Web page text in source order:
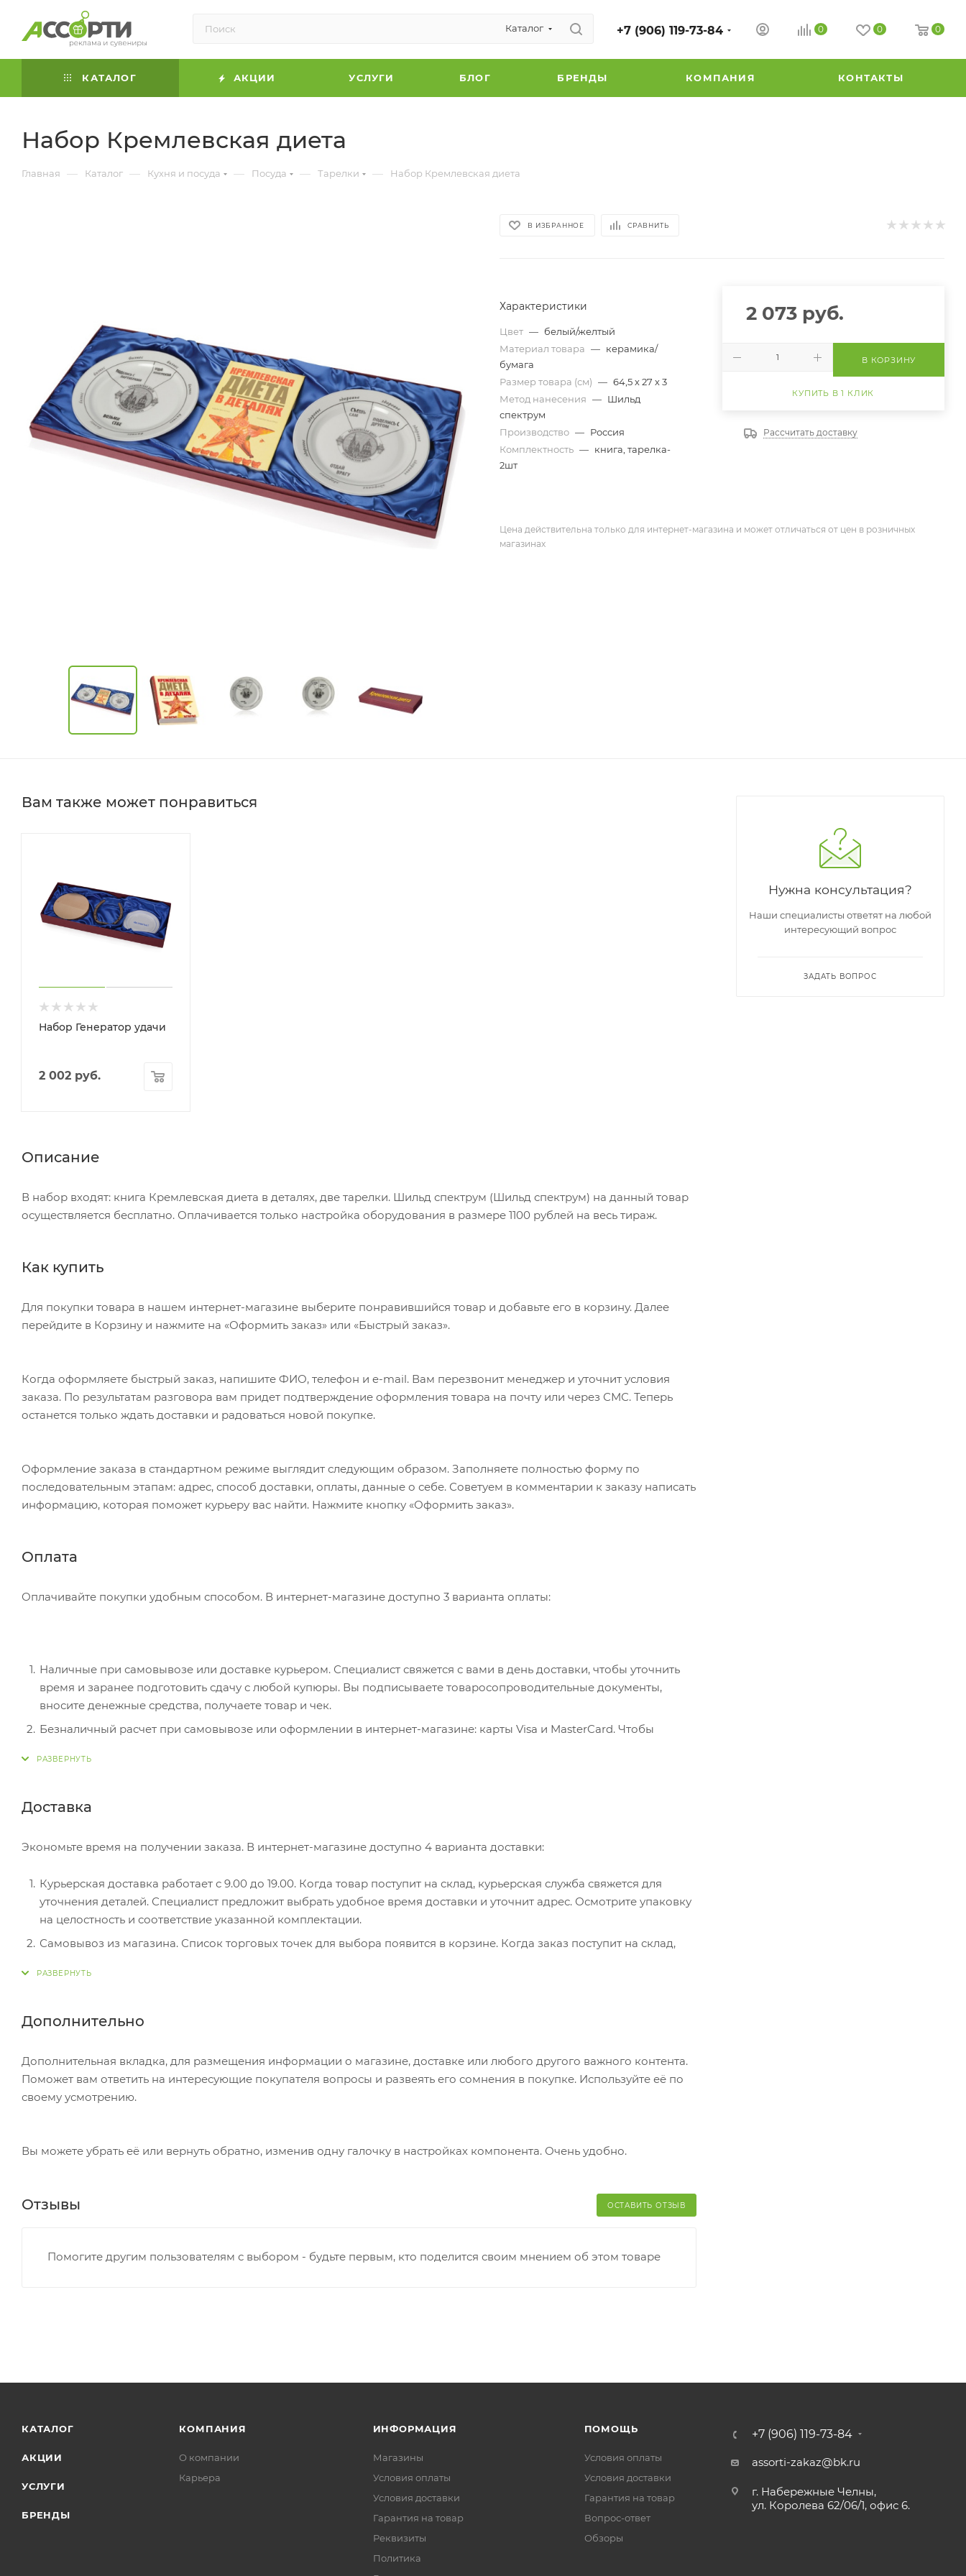
Каталог +7 (906) 119-73-84 0 0 0
КАТАЛОГ АКЦИИ УСЛУГИ БЛОГ БРЕНДЫ КОМПАНИЯ КОНТАКТЫ
Набор Кремлевская диета
Главная — Каталог — Кухня и посуда — Посуда — Тарелки — Набор Кремлевская диета
В ИЗБРАННОЕ СРАВНИТЬ
Характеристики
Цвет — белый/желтый
Материал товара — керамика/
бумага
Размер товара (см) — 64,5 х 27 х 3
Метод нанесения — Шильд
спектрум
Производство — Россия
Комплектность — книга, тарелка-
2шт
2 073руб.
В КОРЗИНУ
КУПИТЬ В 1 КЛИК
Рассчитать доставку
Цена действительна только для интернет-магазина и может отличаться от цен в розничных
магазинах
Вам также может понравиться
Набор Генератор удачи
2 002 руб.
Описание
В набор входят: книга Кремлевская диета в деталях, две тарелки. Шильд спектрум (Шильд спектрум) на данный товар
осуществляется бесплатно. Оплачивается только настройка оборудования в размере 1100 рублей на весь тираж.
Как купить
Для покупки товара в нашем интернет-магазине выберите понравившийся товар и добавьте его в корзину. Далее
перейдите в Корзину и нажмите на «Оформить заказ» или «Быстрый заказ».
Когда оформляете быстрый заказ, напишите ФИО, телефон и e-mail. Вам перезвонит менеджер и уточнит условия
заказа. По результатам разговора вам придет подтверждение оформления товара на почту или через СМС. Теперь
останется только ждать доставки и радоваться новой покупке.
Оформление заказа в стандартном режиме выглядит следующим образом. Заполняете полностью форму по
последовательным этапам: адрес, способ доставки, оплаты, данные о себе. Советуем в комментарии к заказу написать
информацию, которая поможет курьеру вас найти. Нажмите кнопку «Оформить заказ».
Оплата
Оплачивайте покупки удобным способом. В интернет-магазине доступно 3 варианта оплаты:
Наличные при самовывозе или доставке курьером. Специалист свяжется с вами в день доставки, чтобы уточнить
время и заранее подготовить сдачу с любой купюры. Вы подписываете товаросопроводительные документы,
вносите денежные средства, получаете товар и чек.
Безналичный расчет при самовывозе или оформлении в интернет-магазине: карты Visa и MasterCard. Чтобы
действия и имя держателя.
перенаправит вас на страницу платежного сервиса. Здесь необходимо заполнить форму по инструкции.
Доставка
Экономьте время на получении заказа. В интернет-магазине доступно 4 варианта доставки:
Курьерская доставка работает с 9.00 до 19.00. Когда товар поступит на склад, курьерская служба свяжется для
уточнения деталей. Специалист предложит выбрать удобное время доставки и уточнит адрес. Осмотрите упаковку
на целостность и соответствие указанной комплектации.
Самовывоз из магазина. Список торговых точек для выбора появится в корзине. Когда заказ поступит на склад,
Почтовая доставка через почту России. Когда заказ придет в отделение, на ваш адрес придет извещение о
самостоятельно вы можете только после оплаты заказа. Один заказ может содержать не больше 10 позиций и его
стоимость не должна превышать 100 000 р.
Дополнительно
Дополнительная вкладка, для размещения информации о магазине, доставке или любого другого важного контента.
Поможет вам ответить на интересующие покупателя вопросы и развеять его сомнения в покупке. Используйте её по
своему усмотрению.
Вы можете убрать её или вернуть обратно, изменив одну галочку в настройках компонента. Очень удобно.
Отзывы ОСТАВИТЬ ОТЗЫВ
Помогите другим пользователям с выбором - будьте первым, кто поделится своим мнением об этом товаре
Нужна консультация?
Наши специалисты ответят на любой
интересующий вопрос
ЗАДАТЬ ВОПРОС
КАТАЛОГ
АКЦИИ
УСЛУГИ
БРЕНДЫ
КОМПАНИЯ
О компании
Карьера
ИНФОРМАЦИЯ
Магазины
Условия оплаты
Условия доставки
Гарантия на товар
Реквизиты
Политика
ПОМОЩЬ
Условия оплаты
Условия доставки
Гарантия на товар
Вопрос-ответ
Обзоры
+7 (906) 119-73-84
assorti-zakaz@bk.ru
г. Набережные Челны,
ул. Королева 62/06/1, офис 6.